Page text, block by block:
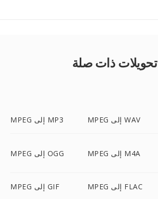
تحويلات ذات صلة
MPEG إلى MP3 MPEG إلى WAV
MPEG إلى OGG MPEG إلى M4A
MPEG إلى GIF MPEG إلى FLAC